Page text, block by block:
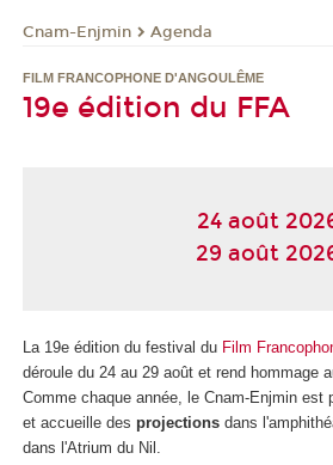
Cnam-Enjmin Agenda
FILM FRANCOPHONE D'ANGOULÊME
19e édition du FFA
24 août
29 août
La 19e édition du festival du Film
déroule du 24 au 29 août et rend hommage
Comme chaque année, le Cnam-Enjmin est
et accueille des projections dans
dans l'Atrium du Nil.